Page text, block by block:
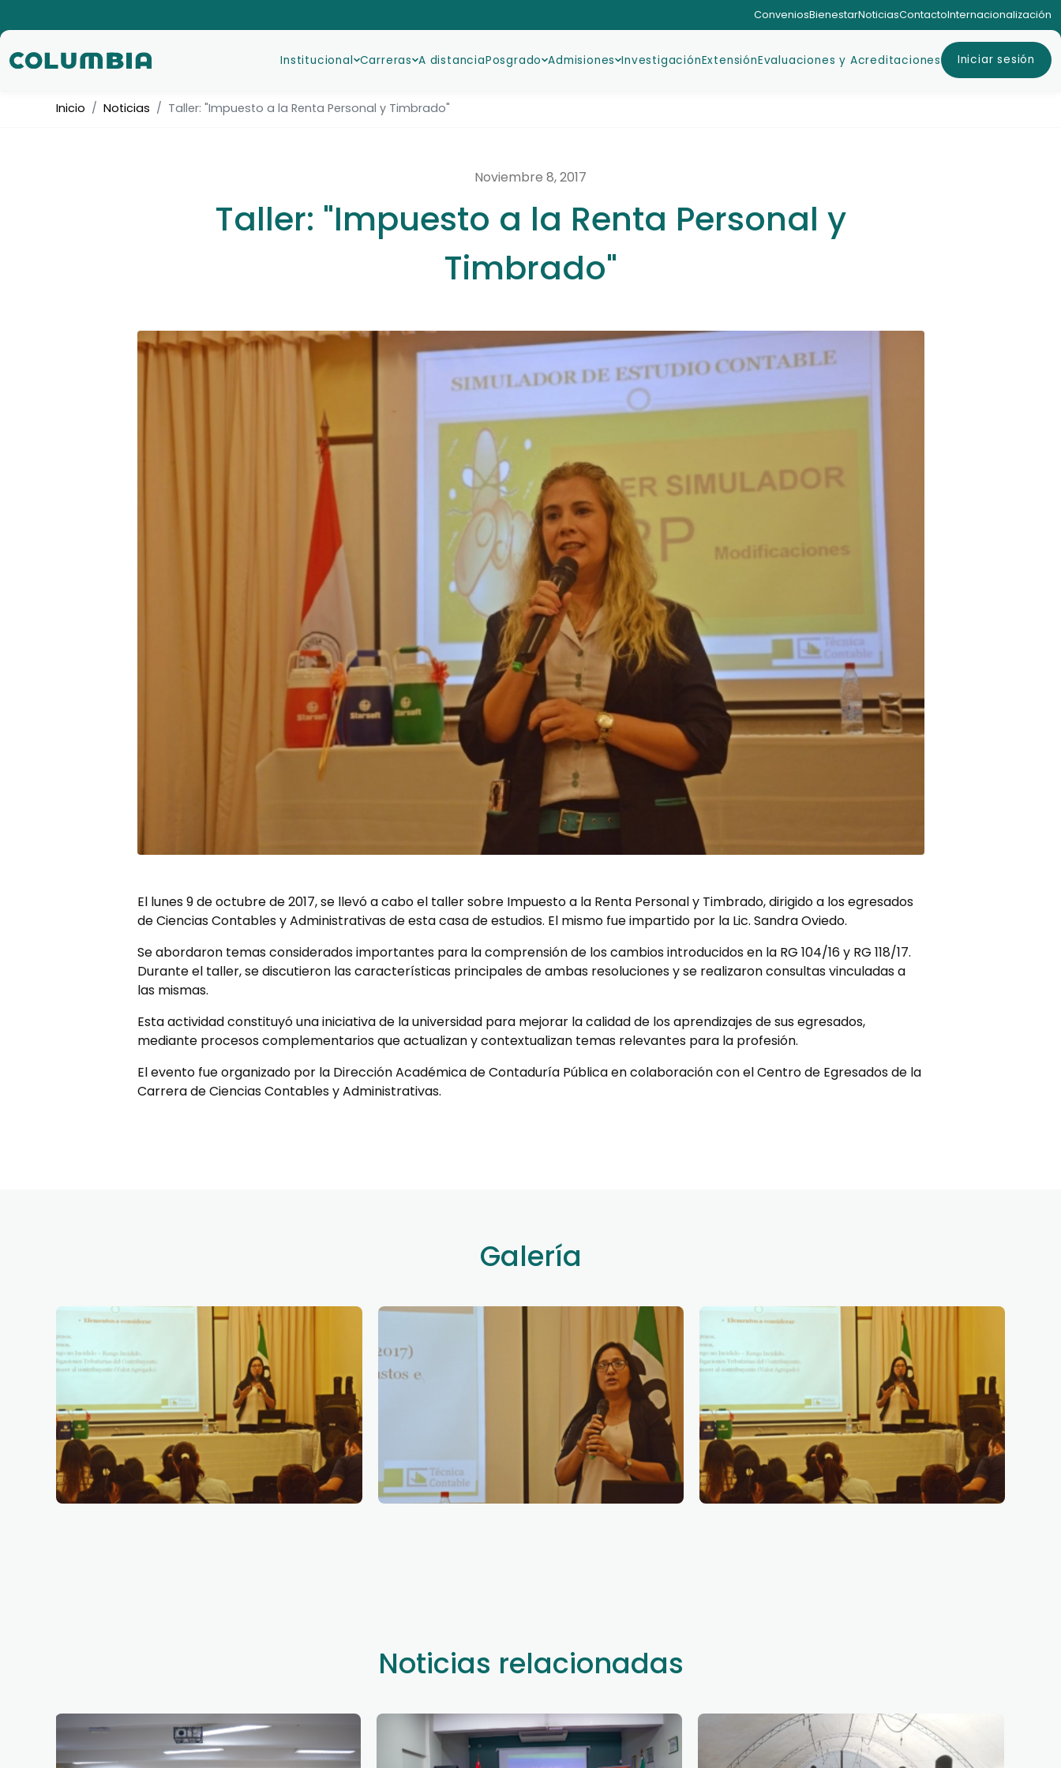
ConveniosBienestarNoticiasContactoInternacionalización
Institucional Carreras A distanciaPosgrado Admisiones InvestigaciónExtensiónEvaluaciones y Acreditaciones Iniciar sesión
Inicio Noticias Taller: "Impuesto a la Renta Personal y Timbrado"
Noviembre 8, 2017
Taller: "Impuesto a la Renta Personal y
Timbrado"
El lunes 9 de octubre de 2017, se llevó a cabo el taller sobre Impuesto a la Renta Personal y Timbrado, dirigido a los egresados
de Ciencias Contables y Administrativas de esta casa de estudios. El mismo fue impartido por la Lic. Sandra Oviedo.
Se abordaron temas considerados importantes para la comprensión de los cambios introducidos en la RG 104/16 y RG 118/17.
Durante el taller, se discutieron las características principales de ambas resoluciones y se realizaron consultas vinculadas a
las mismas.
Esta actividad constituyó una iniciativa de la universidad para mejorar la calidad de los aprendizajes de sus egresados,
mediante procesos complementarios que actualizan y contextualizan temas relevantes para la profesión.
El evento fue organizado por la Dirección Académica de Contaduría Pública en colaboración con el Centro de Egresados de la
Carrera de Ciencias Contables y Administrativas.
Galería
Noticias relacionadas